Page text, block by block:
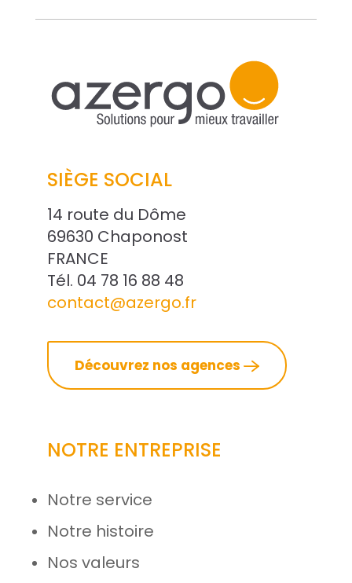
SIÈGE SOCIAL
14 route du Dôme
69630 Chaponost
FRANCE
Tél. 04 78 16 88 48
contact@azergo.fr
Découvrez nos agences
NOTRE ENTREPRISE
Notre service
Notre histoire
Nos valeurs